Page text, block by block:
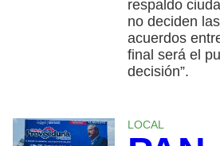
respaldo
no deciden
acuerdos
final será el
decisión”.
LOCAL